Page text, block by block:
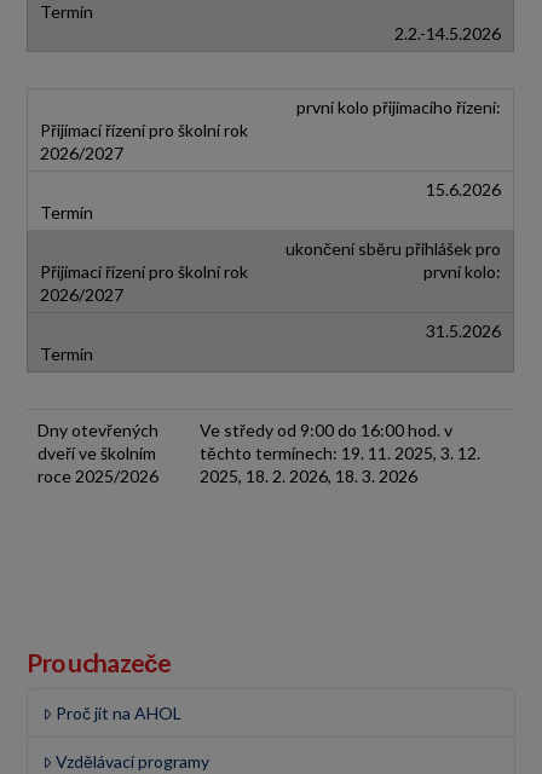
2.2.-14.5.2026
první kolo přijímacího řízení:
15.6.2026
ukončení sběru přihlášek pro
první kolo:
31.5.2026
Dny otevřených
dveří ve školním
roce 2025/2026
Ve středy od 9:00 do 16:00 hod. v
těchto termínech: 19. 11. 2025, 3. 12.
2025, 18. 2. 2026, 18. 3. 2026
Pro uchazeče
Proč jít na AHOL
Vzdělávací programy